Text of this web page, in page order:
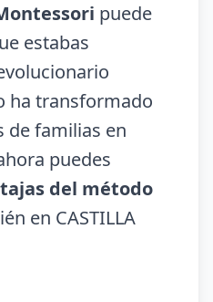
puede
estabas
ha transformado
de familias en
puedes
del método
en CASTILLA